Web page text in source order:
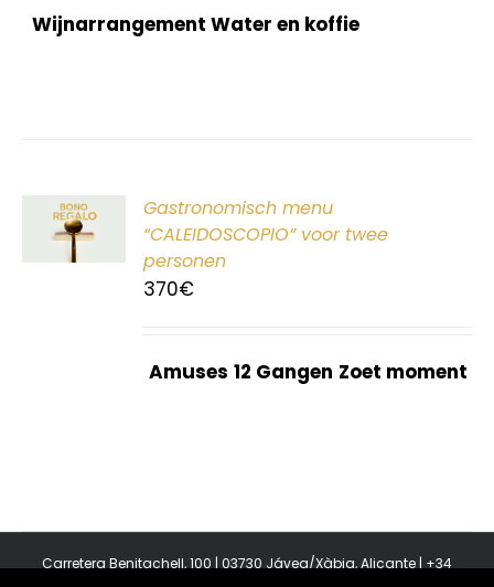
Wijnarrangement Water en koffie
Gastronomisch menu
“CALEIDOSCOPIO” voor twee
personen
370€
Amuses 12 Gangen Zoet moment
Carretera Benitachell, 100 | 03730 Jávea/Xàbia, Alicante | +34